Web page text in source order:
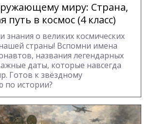
миру: Страна,
путь в космос (4 класс)
знания о великих космических
страны! Вспомни имена
названия легендарных
даты, которые навсегда
Готов к звёздному
по истории?